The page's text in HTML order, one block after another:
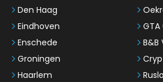
Den Haag
Eindhoven
Enschede
Groningen
Haarlem
GTA
B&B